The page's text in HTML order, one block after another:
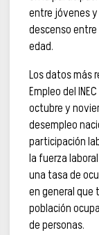
entre jóvenes
descenso
edad.
Los datos más
Empleo del
octubre y
desempleo
participación
la fuerza
una tasa de
en general que
población
de personas.